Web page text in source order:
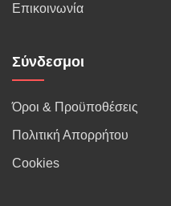
Επικοινωνία
Σύνδεσμοι
Όροι & Προϋποθέσεις
Πολιτική Απορρήτου
Cookies